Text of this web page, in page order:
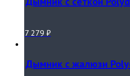
7 279 ₽
Дымник с жалюзи